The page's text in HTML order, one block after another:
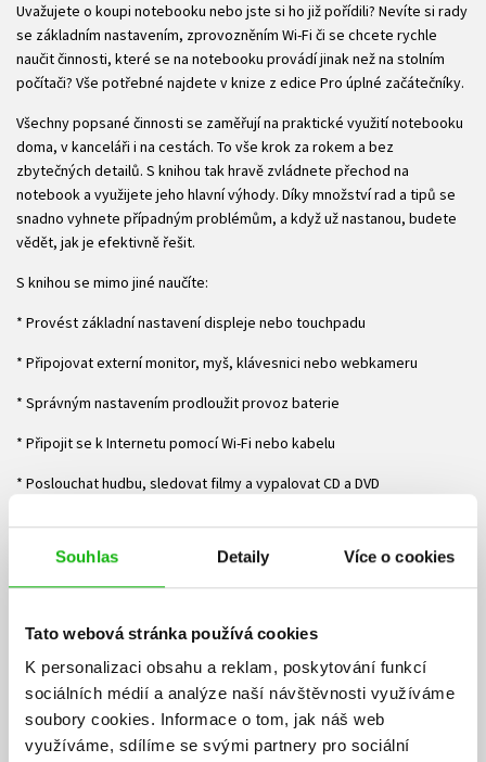
Souhlas Detaily Více o cookies
Tato webová stránka používá cookies
K personalizaci obsahu a reklam, poskytování funkcí
sociálních médií a analýze naší návštěvnosti využíváme
soubory cookies. Informace o tom, jak náš web
využíváme, sdílíme se svými partnery pro sociální
Uvažujete o koupi notebooku nebo jste si ho již pořídili? Nevíte si rady
se základním nastavením, zprovozněním Wi-Fi či se chcete rychle
naučit činnosti, které se na notebooku provádí jinak než na stolním
počítači? Vše potřebné najdete v knize z edice Pro úplné začátečníky.
Všechny popsané činnosti se zaměřují na praktické využití notebooku
doma, v kanceláři i na cestách. To vše krok za rokem a bez
zbytečných detailů. S knihou tak hravě zvládnete přechod na
notebook a využijete jeho hlavní výhody. Díky množství rad a tipů se
snadno vyhnete případným problémům, a když už nastanou, budete
vědět, jak je efektivně řešit.
S knihou se mimo jiné naučíte:
* Provést základní nastavení displeje nebo touchpadu
* Připojovat externí monitor, myš, klávesnici nebo webkameru
* Správným nastavením prodloužit provoz baterie
* Připojit se k Internetu pomocí Wi-Fi nebo kabelu
* Poslouchat hudbu, sledovat filmy a vypalovat CD a DVD
* Propojit notebook s projektorem a provést nastavení zobrazení
* Zabezpečit počítač proti virům, spywaru a nevyžádané poště
* Řešit běžné problémy a udržovat notebook v dobré kondici
Ke stažení
PDF Obsah.pdf PDF Ukázka.pdf